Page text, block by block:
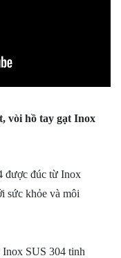
vòi hồ tay gạt Inox
được đúc từ Inox
sức khỏe và môi
Inox SUS 304 tinh